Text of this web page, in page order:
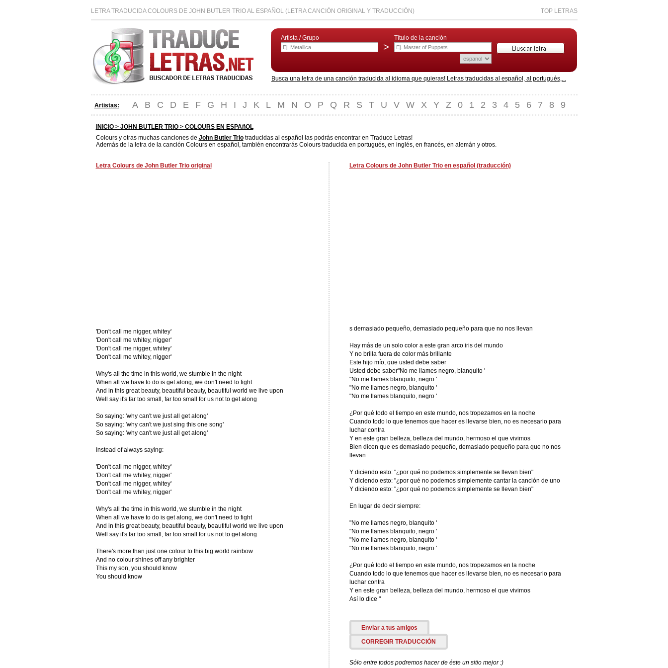
LETRA TRADUCIDA COLOURS DE JOHN BUTLER TRIO AL ESPAÑOL (LETRA CANCIÓN ORIGINAL Y TRADUCCIÓN) TOP LETRAS
Artista / Grupo
>
Título de la canción
Busca una letra de una canción traducida al idioma que quieras! Letras traducidas al español, al portugués,...
Artistas: A B C D E F G H I J K L M N O P Q R S T U V W X Y Z 0 1 2 3 4 5 6 7 8 9
INICIO > JOHN BUTLER TRIO> COLOURS EN ESPAñOL
Colours y otras muchas canciones de John Butler Triotraducidas al español las podrás encontrar en Traduce Letras!
Además de la letra de la canción Colours en español, también encontrarás Colours traducida en portugués, en inglés, en francés, en alemán y otros.
Letra Colours de John Butler Trio original
'Don't call me nigger, whitey'
'Don't call me whitey, nigger'
'Don't call me nigger, whitey'
'Don't call me whitey, nigger'
Why's all the time in this world, we stumble in the night
When all we have to do is get along, we don't need to fight
And in this great beauty, beautiful beauty, beautiful world we live upon
Well say it's far too small, far too small for us not to get along
So saying: 'why can't we just all get along'
So saying: 'why can't we just sing this one song'
So saying: 'why can't we just all get along'
Instead of always saying:
'Don't call me nigger, whitey'
'Don't call me whitey, nigger'
'Don't call me nigger, whitey'
'Don't call me whitey, nigger'
Why's all the time in this world, we stumble in the night
When all we have to do is get along, we don't need to fight
And in this great beauty, beautiful beauty, beautiful world we live upon
Well say it's far too small, far too small for us not to get along
There's more than just one colour to this big world rainbow
And no colour shines off any brighter
This my son, you should know
You should know
Letra Colours de John Butler Trio en español (traducción)
s demasiado pequeño, demasiado pequeño para que no nos llevan
Hay más de un solo color a este gran arco iris del mundo
Y no brilla fuera de color más brillante
Este hijo mío, que usted debe saber
Usted debe saber"No me llames negro, blanquito '
"No me llames blanquito, negro '
"No me llames negro, blanquito '
"No me llames blanquito, negro '
¿Por qué todo el tiempo en este mundo, nos tropezamos en la noche
Cuando todo lo que tenemos que hacer es llevarse bien, no es necesario para
luchar contra
Y en este gran belleza, belleza del mundo, hermoso el que vivimos
Bien dicen que es demasiado pequeño, demasiado pequeño para que no nos
llevan
Y diciendo esto: "¿por qué no podemos simplemente se llevan bien"
Y diciendo esto: "¿por qué no podemos simplemente cantar la canción de uno
Y diciendo esto: "¿por qué no podemos simplemente se llevan bien"
En lugar de decir siempre:
"No me llames negro, blanquito '
"No me llames blanquito, negro '
"No me llames negro, blanquito '
"No me llames blanquito, negro '
¿Por qué todo el tiempo en este mundo, nos tropezamos en la noche
Cuando todo lo que tenemos que hacer es llevarse bien, no es necesario para
luchar contra
Y en este gran belleza, belleza del mundo, hermoso el que vivimos
Así lo dice "
Enviar a tus amigos
CORREGIR TRADUCCIÓN
Sólo entre todos podremos hacer de éste un sitio mejor :)